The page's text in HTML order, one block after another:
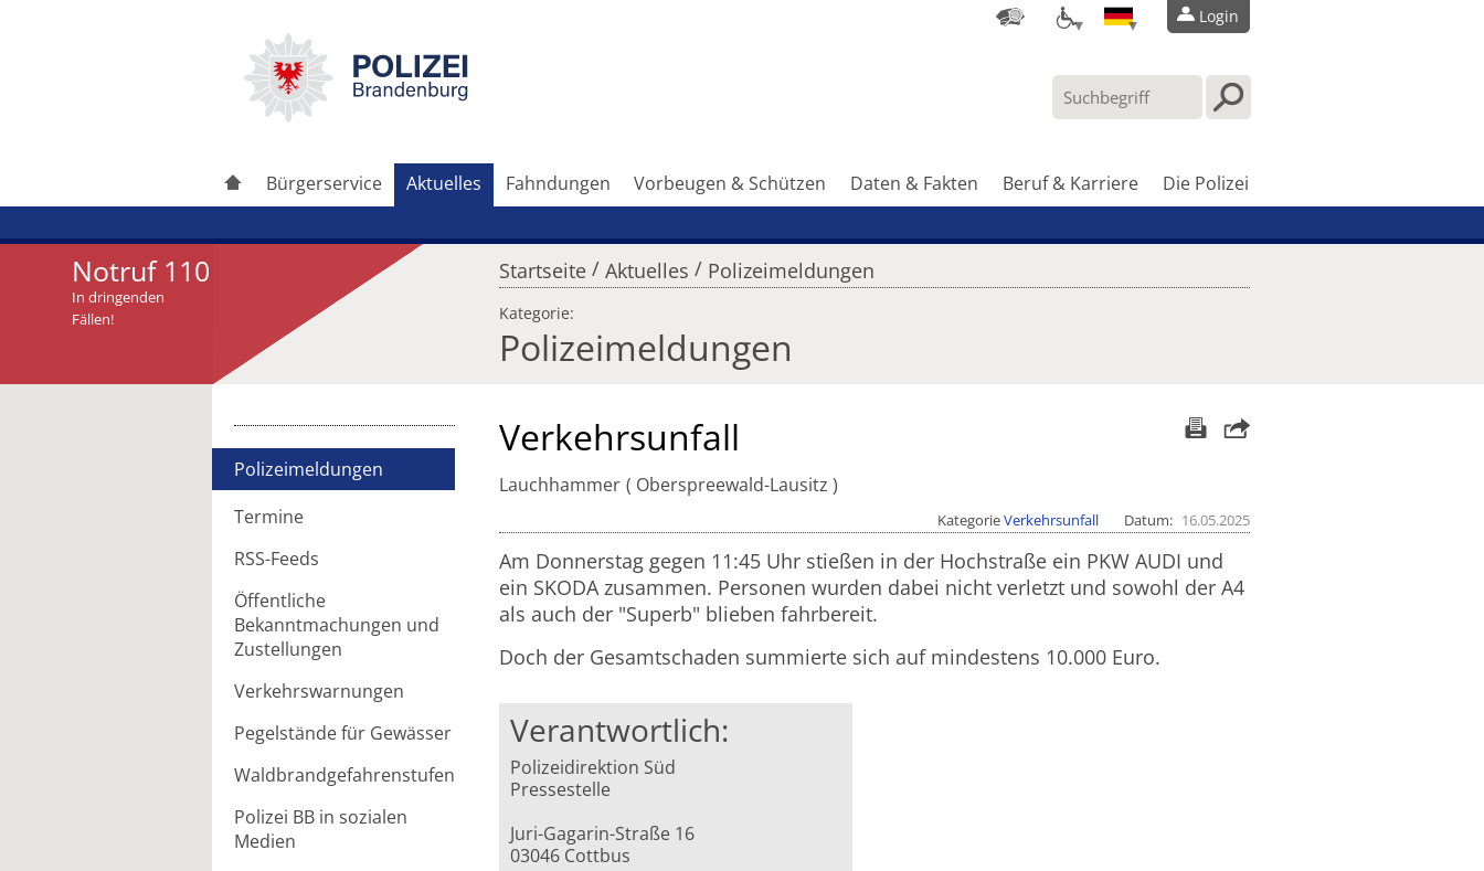
Login
Bürgerservice Aktuelles Fahndungen Vorbeugen & Schützen Daten & Fakten Beruf & Karriere Die Polizei
Notruf 110
In dringenden
Fällen!
Startseite / Aktuelles / Polizeimeldungen
Kategorie:
Polizeimeldungen
Polizeimeldungen
Termine
RSS-Feeds
Öffentliche
Bekanntmachungen und
Zustellungen
Verkehrswarnungen
Pegelstände für Gewässer
Waldbrandgefahrenstufen
Polizei BB in sozialen
Medien
Artikel weiterleiten Verkehrsunfall
Lauchhammer Oberspreewald-Lausitz
KategorieVerkehrsunfall Datum 16.05.2025
Am Donnerstag gegen 11:45 Uhr stießen in der Hochstraße ein PKW AUDI und
ein SKODA zusammen. Personen wurden dabei nicht verletzt und sowohl der A4
als auch der "Superb" blieben fahrbereit.
Doch der Gesamtschaden summierte sich auf mindestens 10.000 Euro.
Verantwortlich:
Polizeidirektion Süd
Pressestelle
Juri-Gagarin-Straße 16
03046 Cottbus